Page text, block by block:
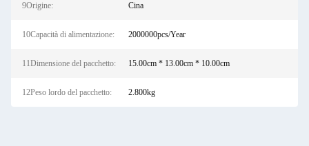
9Origine: Cina
10Capacità di alimentazione: 2000000pcs/Year
11Dimensione del pacchetto: 15.00cm * 13.00cm * 10.00cm
12Peso lordo del pacchetto: 2.800kg